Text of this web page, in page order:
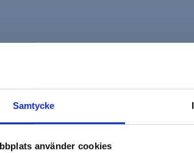
Samtycke
använder cookies
Lund
BeauTand